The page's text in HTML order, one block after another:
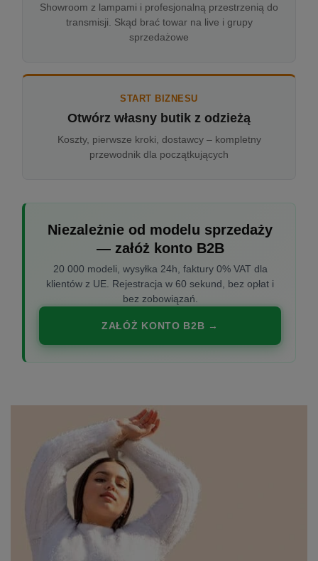
Showroom z lampami i profesjonalną przestrzenią do
transmisji. Skąd brać towar na live i grupy
sprzedażowe
START BIZNESU
Otwórz własny butik z odzieżą
Koszty, pierwsze kroki, dostawcy – kompletny
przewodnik dla początkujących
Niezależnie od modelu sprzedaży
— załóż konto B2B
20 000 modeli, wysyłka 24h, faktury 0% VAT dla
klientów z UE. Rejestracja w 60 sekund, bez opłat i
bez zobowiązań.
ZAŁÓŻ KONTO B2B →